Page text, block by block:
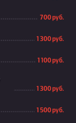
700 руб.
1 300 руб.
1 100 руб.
1 300 руб.
1 500 руб.